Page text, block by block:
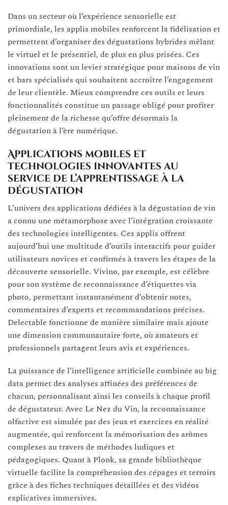
Dans un secteur où l’expérience sensorielle est
primordiale, les applis mobiles renforcent la fidélisation et
permettent d’organiser des dégustations hybrides mêlant
le virtuel et le présentiel, de plus en plus prisées. Ces
innovations sont un levier stratégique pour maisons de vin
et bars spécialisés qui souhaitent accroître l’engagement
de leur clientèle. Mieux comprendre ces outils et leurs
fonctionnalités constitue un passage obligé pour profiter
pleinement de la richesse qu’offre désormais la
dégustation à l’ère numérique.
Applications mobiles et
technologies innovantes au
service de l’apprentissage à la
dégustation
L’univers des applications dédiées à la dégustation de vin
a connu une métamorphose avec l’intégration croissante
des technologies intelligentes. Ces applis offrent
aujourd’hui une multitude d’outils interactifs pour guider
utilisateurs novices et confirmés à travers les étapes de la
découverte sensorielle. Vivino, par exemple, est célèbre
pour son système de reconnaissance d’étiquettes via
photo, permettant instantanément d’obtenir notes,
commentaires d’experts et recommandations précises.
Delectable fonctionne de manière similaire mais ajoute
une dimension communautaire forte, où amateurs et
professionnels partagent leurs avis et expériences.
La puissance de l’intelligence artificielle combinée au big
data permet des analyses affinées des préférences de
chacun, personnalisant ainsi les conseils à chaque profil
de dégustateur. Avec Le Nez du Vin, la reconnaissance
olfactive est simulée par des jeux et exercices en réalité
augmentée, qui renforcent la mémorisation des arômes
complexes au travers de méthodes ludiques et
pédagogiques. Quant à Plonk, sa grande bibliothèque
virtuelle facilite la compréhension des cépages et terroirs
grâce à des fiches techniques détaillées et des vidéos
explicatives immersives.